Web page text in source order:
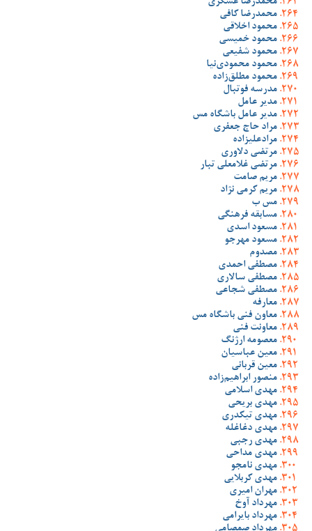
محمدرضا عسگری
محمدرضا کافی
محمود اخلاقی
محمود خمیسی
محمود شفیعی
محمود محمودی‌نیا
محمود مطلق‌زاده
مدرسه فوتبال
مدیر عامل
مدیر عامل باشگاه مس
مراد حاج جعفری
مرادعلیزاده
مرتضی دلاوری
مرتضی غلامعلی تبار
مریم صامت
مریم کرمی نژاد
مس ب
مسابقه فرهنگی
مسعود اسدی
مسعود مهرجو
مصدوم
مصطفی احمدی
مصطفی سالاری
مصطفی شجاعی
معارفه
معاون فنی باشگاه مس
معاونت فنی
معصومه ارژنگ
معین عباسیان
معین قربانی
منصور ابراهیم‌زاده
مهدی اسلامی
مهدی بریحی
مهدی تیکدری
مهدی دغاغله
مهدی رجبی
مهدی مداحی
مهدی نامجو
مهدی کربلایی
مهران امیری
مهرداد آوخ
مهرداد بایرامی